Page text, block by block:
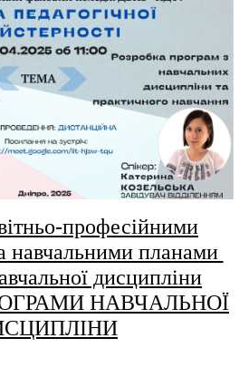
професійними
навчальними планами
дисципліни
НАВЧАЛЬНОЇ